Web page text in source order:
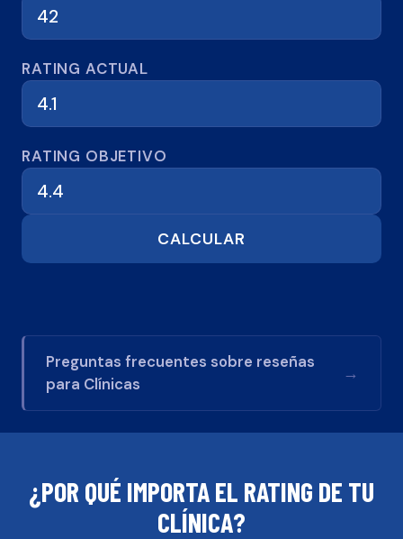
RATING ACTUAL
RATING OBJETIVO
CALCULAR
Preguntas frecuentes sobre reseñas
para Clínicas
→
¿POR QUÉ IMPORTA EL RATING DE TU
CLÍNICA?